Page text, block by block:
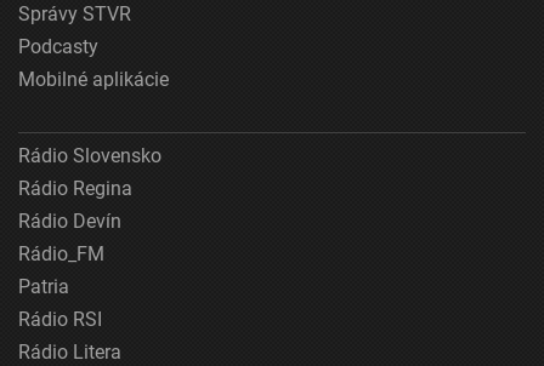
Správy STVR
Podcasty
Mobilné aplikácie
Rádio Slovensko
Rádio Regina
Rádio Devín
Rádio_FM
Patria
Rádio RSI
Rádio Litera